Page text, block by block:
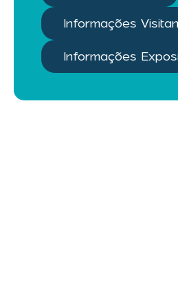
Informações
Informações